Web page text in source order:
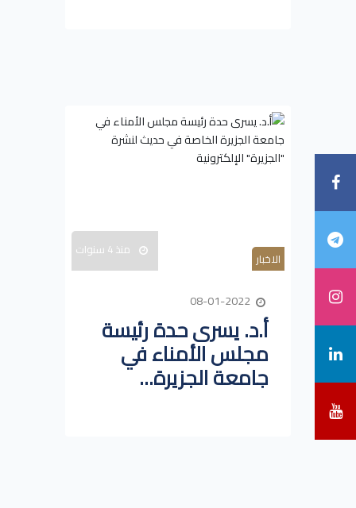
الاخبار منذ 4 سنوات
أ.د. يسرى حدة رئيسة
مجلس الأمناء في
جامعة الجزيرة...